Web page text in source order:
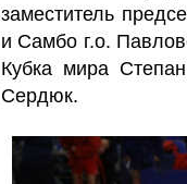
заместитель
и Самбо г.о.
Кубка мира
Сердюк.